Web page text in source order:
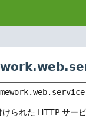
られた HTTP サー